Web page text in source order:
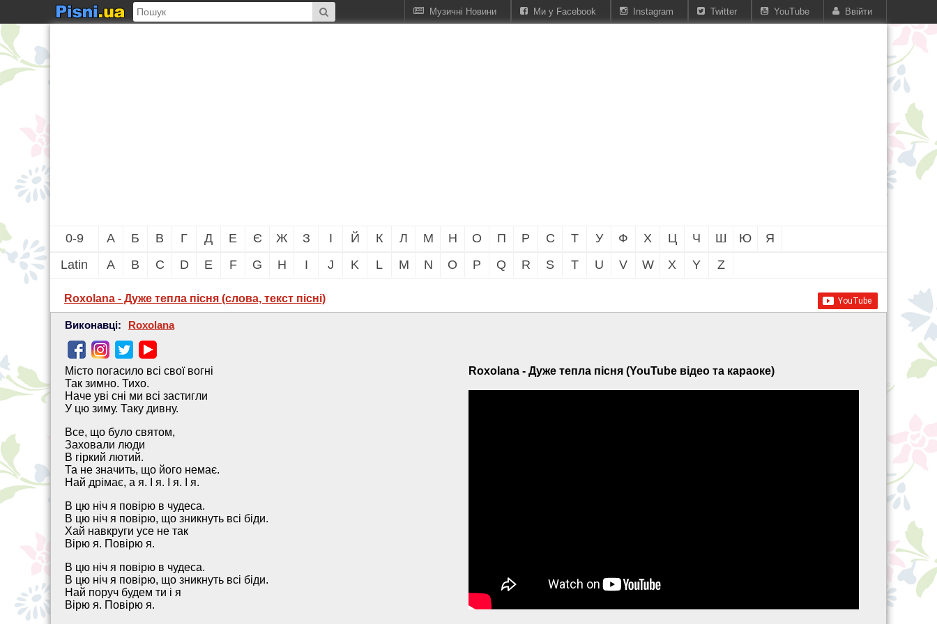
Ввійти
YouTube
Twitter
Instagram
Ми у Facebook
Музичні Новини
0-9 А Б В Г Д Е Є Ж З І Й К Л М Н О П Р С Т У Ф Х Ц Ч Ш Ю
Я
Latin
A B C D E F G H I J K L M N O P Q R S T U V W X Y Z
Roxolana - Дуже тепла пісня (слова, текст пісні)
Виконавці: Roxolana
Місто погасило всі свої вогні
Так зимно. Тихо.
Наче уві сні ми всі застигли
У цю зиму. Таку дивну.
Все, що було святом,
Заховали люди
В гіркий лютий.
Та не значить, що його немає.
Най дрімає, а я. І я. І я. І я.
В цю ніч я повірю в чудеса.
В цю ніч я повірю, що зникнуть всі біди.
Хай навкруги усе не так
Вірю я. Повірю я.
В цю ніч я повірю в чудеса.
В цю ніч я повірю, що зникнуть всі біди.
Най поруч будем ти і я
Вірю я. Повірю я.
Roxolana - Дуже тепла пісня (YouTube відео та караоке)